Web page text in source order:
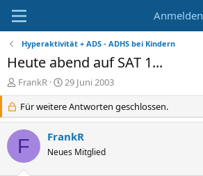
Anmelden
Hyperaktivität + ADS - ADHS bei Kindern
Heute abend auf SAT 1...
E
r
s
t
e
l
e
FrankR
E
r
s
t
l
l
29 Juni 2003
Für weitere Antworten geschlossen.
F FrankR
Neues Mitglied